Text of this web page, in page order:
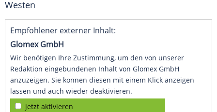
Westen
Empfohlener externer Inhalt:
Glomex GmbH
Wir benötigen Ihre Zustimmung, um den von unserer
Redaktion eingebundenen Inhalt von Glomex GmbH
anzuzeigen. Sie können diesen mit einem Klick anzeigen
lassen und auch wieder deaktivieren.
jetzt aktivieren